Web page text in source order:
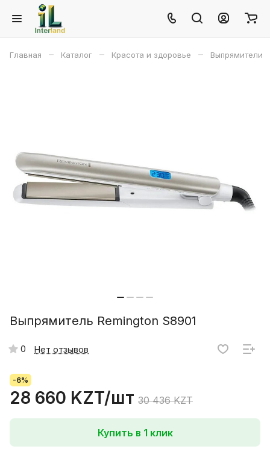
Главная – Каталог – Красота и здоровье – Выпрямители
Выпрямитель Remington S8901
0 Нет отзывов
-6%
28 660 KZT/шт 30 436 KZT
Купить в 1 клик